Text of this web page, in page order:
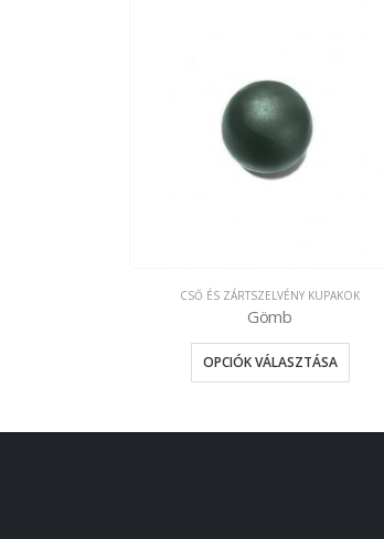
CSŐ ÉS ZÁRTSZELVÉNY KUPAKOK
Gömb
OPCIÓK VÁLASZTÁSA